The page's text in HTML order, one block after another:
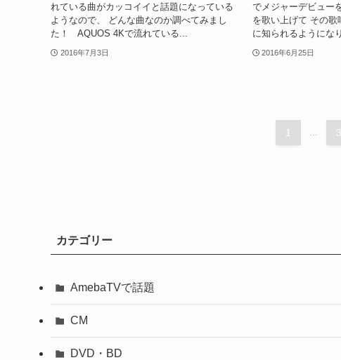
れている曲がカッコイイと話題になっている
ようなので、 どんな曲なのか調べてみまし
た！ AQUOS 4Kで流れている...
2016年7月3日
でメジャーデビュー
を歌い上げて その歌
に知られるようにな
2016年6月25日
1 3
カテゴリー
AmebaTVで話題
CM
DVD・BD